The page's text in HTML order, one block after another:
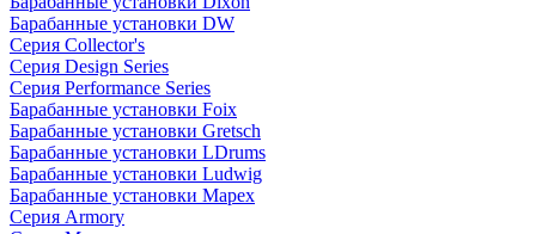
Барабанные установки DW
Серия Collector's
Серия Design Series
Серия Performance Series
Барабанные установки Foix
Барабанные установки Gretsch
Барабанные установки LDrums
Барабанные установки Ludwig
Барабанные установки Mapex
Серия Armory